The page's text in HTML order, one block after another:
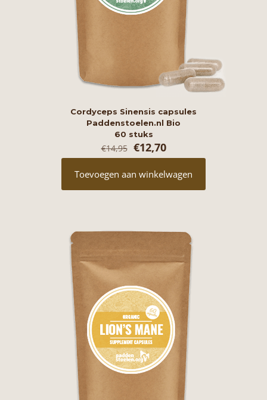
Cordyceps Sinensis capsules
Paddenstoelen.nl Bio
60 stuks
€14,95 Oorspronkelijke
prijs
was:
€14,95.
€12,70Huidige
prijs
is:
€12,70.
Toevoegen aan winkelwagen